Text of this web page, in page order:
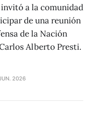
a la comunidad
de una reunión
de la Nación
Alberto Presti.
2026